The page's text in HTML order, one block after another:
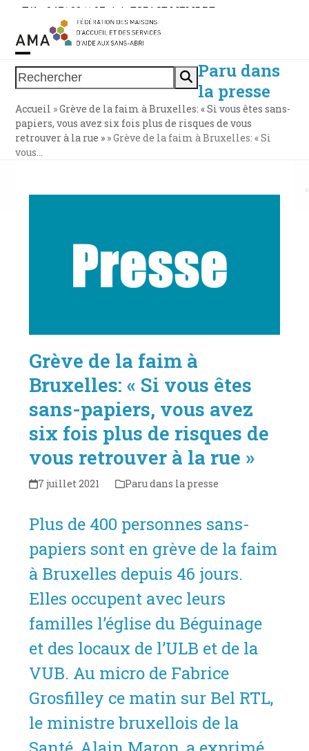
Skip
content
Tél. : 0471 38 11 37 | | ESPACE MEMBRE
Rechercher
Open
mobile
menu
Close
mobile
menu
Paru dans
la presse
Accueil »Grève de la faim à Bruxelles: « Si vous êtes sans-
papiers, vous avez six fois plus de risques de vous
retrouver à la rue » »Grève de la faim à Bruxelles: « Si
vous…
Grève de la faim à
Bruxelles: « Si vous êtes
sans-papiers, vous avez
six fois plus de risques de
vous retrouver à la rue »
7 juillet 2021 Paru dans la presse
Plus de 400 personnes sans-
papiers sont en grève de la faim
à Bruxelles depuis 46 jours.
Elles occupent avec leurs
familles l’église du Béguinage
et des locaux de l’ULB et de la
VUB. Au micro de Fabrice
Grosfilley ce matin sur Bel RTL,
le ministre bruxellois de la